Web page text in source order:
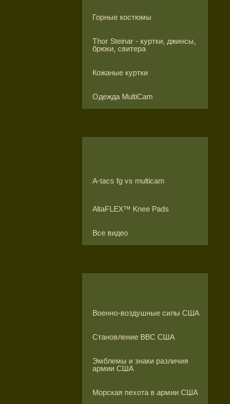
Горные костюмы
Thor Steinar - куртки, джинсы,
брюки, свитера
Кожаные куртки
Одежда MultiCam
A-tacs fg vs multicam
AltaFLEX™ Knee Pads
Все видео
Военно-воздушные силы США
Становление ВВС США
Эмблемы и знаки различия
армии США
Морская пехота в армии США